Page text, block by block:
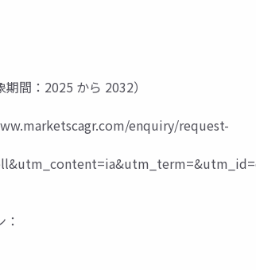
間：2025 から 2032）
enquiry/request-